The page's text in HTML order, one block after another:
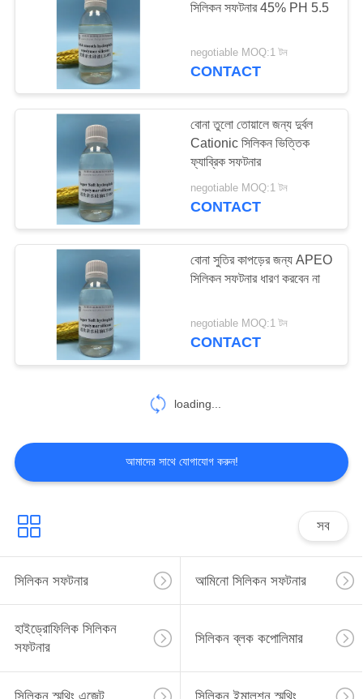
টেক্সটাইল সহায়ক এজেন্টস
34
প্রিট্রেটমেন্ট এজেন্ট
টেক্সটাইল ফিনিশিং এজেন্ট
12
ডেনিম ওয়াশিং কেমিক্যালস
22
সিলিকন সফটনার 45% PH 5.5
negotiable MOQ:1 টন
CONTACT
বোনা তুলো তোয়ালে জন্য দুর্বল
Cationic সিলিকন ভিত্তিক
ফ্যাব্রিক সফটনার
negotiable MOQ:1 টন
CONTACT
বোনা সুতির কাপড়ের জন্য APEO
সিলিকন সফটনার ধারণ করবেন না
negotiable MOQ:1 টন
CONTACT
loading...
আমাদের সাথে যোগাযোগ করুন!
সব
সিলিকন সফটনার আমিনো সিলিকন সফটনার
হাইড্রোফিলিক সিলিকন
সফটনার
সিলিকন ব্লক কপোলিমার